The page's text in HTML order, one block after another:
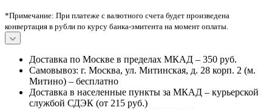
*Примечание: При платеже с валютного счета будет произведена
конвертация в рубли по курсу банка-эмитента на момент оплаты.
Доставка по Москве в пределах МКАД – 350 руб.
Самовывоз: г. Москва, ул. Митинская, д. 28 корп. 2 (м.
Митино) – бесплатно
Доставка в населенные пункты за МКАД – курьерской
службой СДЭК (от 215 руб.)